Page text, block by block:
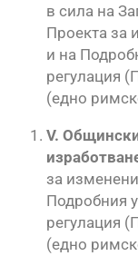
в сила на
Проекта за
и на
регулация
(едно
V.
и
за
Подробния
регулация
(едно